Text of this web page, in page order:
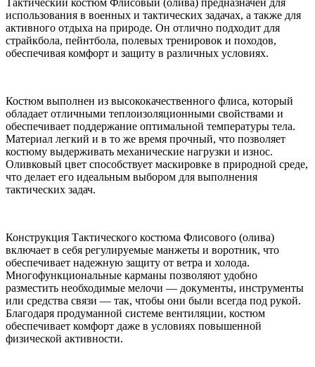
использования в военных и тактических задачах, а также для
активного отдыха на природе. Он отлично подходит для
страйкбола, пейнтбола, полевых тренировок и походов,
обеспечивая комфорт и защиту в различных условиях.
Костюм выполнен из высококачественного флиса, который
обладает отличными теплоизоляционными свойствами и
обеспечивает поддержание оптимальной температуры тела.
Материал легкий и в то же время прочный, что позволяет
костюму выдерживать механические нагрузки и износ.
Оливковый цвет способствует маскировке в природной среде,
что делает его идеальным выбором для выполнения
тактических задач.
Конструкция Тактического костюма Флисового (олива)
включает в себя регулируемые манжеты и воротник, что
обеспечивает надежную защиту от ветра и холода.
Многофункциональные карманы позволяют удобно
разместить необходимые мелочи — документы, инструменты
или средства связи — так, чтобы они были всегда под рукой.
Благодаря продуманной системе вентиляции, костюм
обеспечивает комфорт даже в условиях повышенной
физической активности.